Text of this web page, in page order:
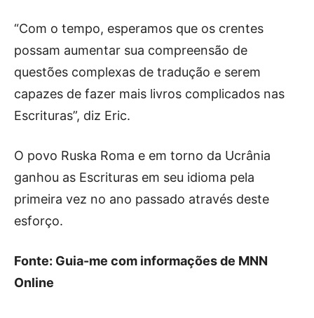
“Com o tempo, esperamos que os crentes
possam aumentar sua compreensão de
questões complexas de tradução e serem
capazes de fazer mais livros complicados nas
Escrituras”, diz Eric.
O povo Ruska Roma e em torno da Ucrânia
ganhou as Escrituras em seu idioma pela
primeira vez no ano passado através deste
esforço.
Fonte: Guia-me com informações de MNN
Online